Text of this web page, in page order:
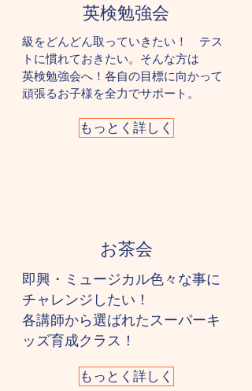
英検勉強会
級をどんどん取っていきたい！ テス
トに慣れておきたい。そんな方は
英検勉強会へ！各自の目標に向かって
頑張るお子様を全力でサポート。
もっとく詳しく
お茶会
即興・ミュージカル色々な事に
チャレンジしたい！
​各講師から選ばれたスーパーキ
ッズ育成クラス！
もっとく詳しく